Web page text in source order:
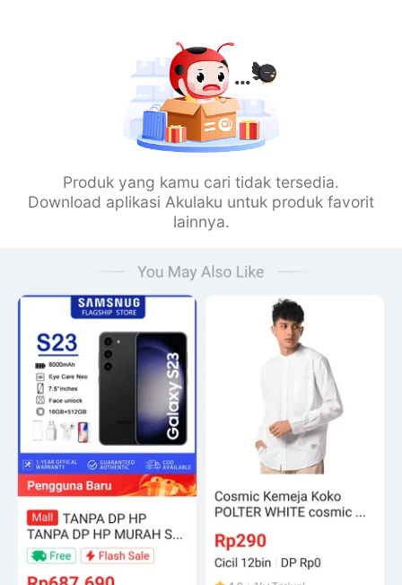
Produk yang kamu cari tidak tersedia.
Download aplikasi Akulaku untuk produk favorit
lainnya.